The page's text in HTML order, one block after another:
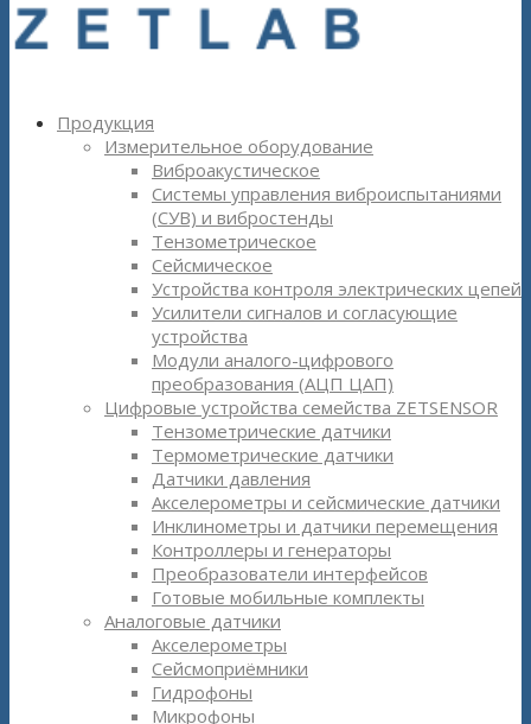
Продукция
Измерительное оборудование
Виброакустическое
Системы управления виброиспытаниями
(СУВ) и вибростенды
Тензометрическое
Сейсмическое
Устройства контроля электрических цепей
Усилители сигналов и согласующие
устройства
Модули аналого-цифрового
преобразования (АЦП ЦАП)
Цифровые устройства семейства ZETSENSOR
Тензометрические датчики
Термометрические датчики
Датчики давления
Акселерометры и сейсмические датчики
Инклинометры и датчики перемещения
Контроллеры и генераторы
Преобразователи интерфейсов
Готовые мобильные комплекты
Аналоговые датчики
Акселерометры
Сейсмоприёмники
Гидрофоны
Микрофоны